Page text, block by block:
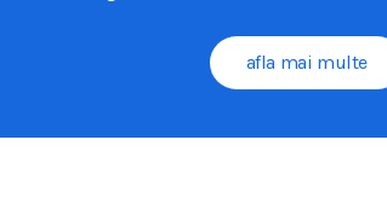
afla mai multe